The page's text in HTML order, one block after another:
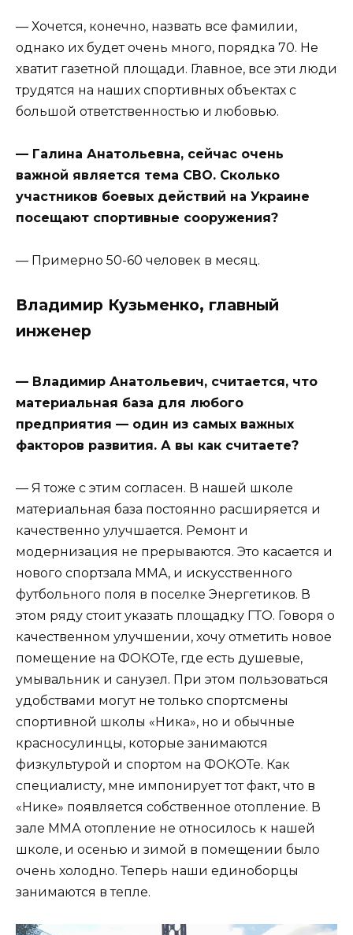
— Хочется, конечно, назвать все фамилии,
однако их будет очень много, порядка 70. Не
хватит газетной площади. Главное, все эти люди
трудятся на наших спортивных объектах с
большой ответственностью и любовью.
— Галина Анатольевна, сейчас очень
важной является тема СВО. Сколько
участников боевых действий на Украине
посещают спортивные сооружения?
— Примерно 50-60 человек в месяц.
Владимир Кузьменко, главный
инженер
— Владимир Анатольевич, считается, что
материальная база для любого
предприятия — один из самых важных
факторов развития. А вы как считаете?
— Я тоже с этим согласен. В нашей школе
материальная база постоянно расширяется и
качественно улучшается. Ремонт и
модернизация не прерываются. Это касается и
нового спортзала ММА, и искусственного
футбольного поля в поселке Энергетиков. В
этом ряду стоит указать площадку ГТО. Говоря о
качественном улучшении, хочу отметить новое
помещение на ФОКОТе, где есть душевые,
умывальник и санузел. При этом пользоваться
удобствами могут не только спортсмены
спортивной школы «Ника», но и обычные
красносулинцы, которые занимаются
физкультурой и спортом на ФОКОТе. Как
специалисту, мне импонирует тот факт, что в
«Нике» появляется собственное отопление. В
зале ММА отопление не относилось к нашей
школе, и осенью и зимой в помещении было
очень холодно. Теперь наши единоборцы
занимаются в тепле.